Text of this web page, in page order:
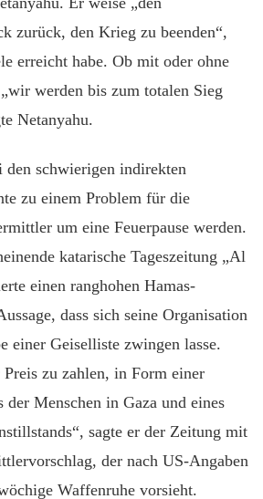
zurück, den Krieg zu beenden“,
erreicht habe. Ob mit oder ohne
werden bis zum totalen Sieg
Netanyahu.
den schwierigen indirekten
zu einem Problem für die
um eine Feuerpause werden.
katarische Tageszeitung „Al
einen ranghohen Hamas-
dass sich seine Organisation
einer Geiselliste zwingen lasse.
zu zahlen, in Form einer
Menschen in Gaza und eines
sagte er der Zeitung mit
der nach US-Angaben
Waffenruhe vorsieht.